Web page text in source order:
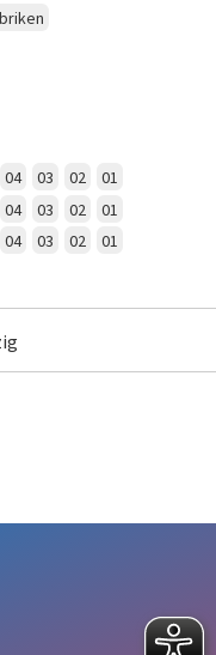
04 03 02 01
04 03 02 01
04 03 02
01